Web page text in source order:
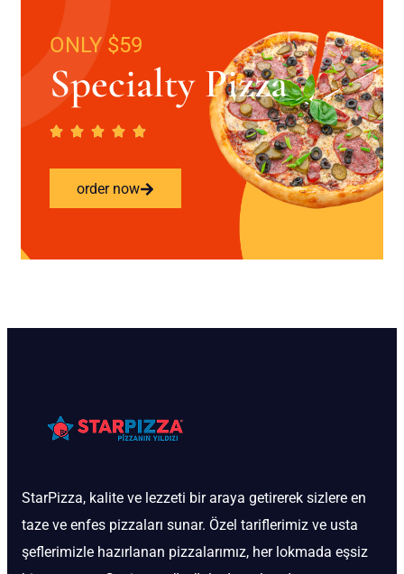
ONLY $59
Specialty Pizza
order now
StarPizza, kalite ve lezzeti bir araya getirerek sizlere en
taze ve enfes pizzaları sunar. Özel tariflerimiz ve usta
şeflerimizle hazırlanan pizzalarımız, her lokmada eşsiz